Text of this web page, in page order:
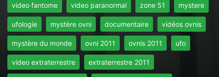
video fantome video paranormal zone 51 mystere
ufologie mystère ovni documentaire vidéos ovnis
mystère du monde ovni 2011 ovnis 2011 ufo
video extraterrestre extraterrestre 2011